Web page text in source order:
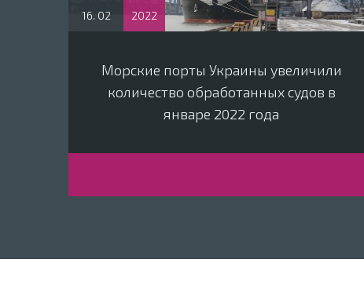
16. 02 2022
Морские порты Украины увеличили
количество обработанных судов в
январе 2022 года